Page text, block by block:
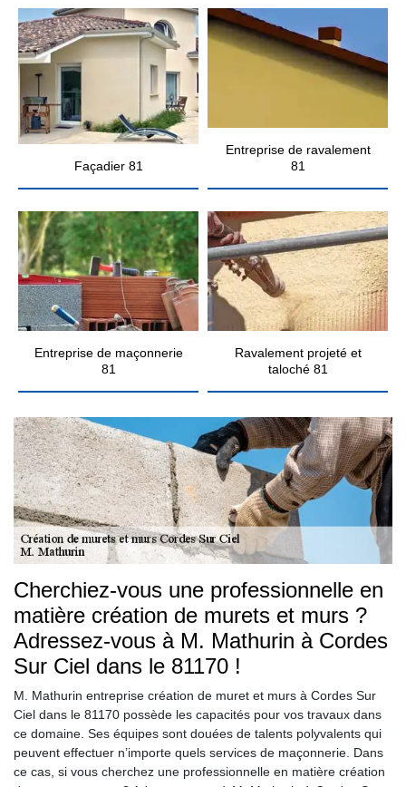
Façadier 81
Entreprise de ravalement
81
Entreprise de maçonnerie
81
Ravalement projeté et
taloché 81
Cherchiez-vous une professionnelle en
matière création de murets et murs ?
Adressez-vous à M. Mathurin à Cordes
Sur Ciel dans le 81170 !
M. Mathurin entreprise création de muret et murs à Cordes Sur
Ciel dans le 81170 possède les capacités pour vos travaux dans
ce domaine. Ses équipes sont douées de talents polyvalents qui
peuvent effectuer n’importe quels services de maçonnerie. Dans
ce cas, si vous cherchez une professionnelle en matière création